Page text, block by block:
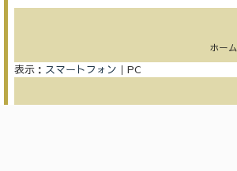
ホーム
表示： スマートフォン ｜ PC